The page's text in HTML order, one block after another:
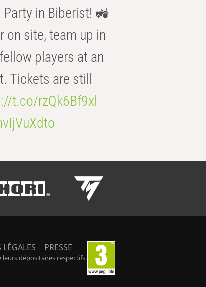
in Biberist! 🚜
on site, team up in
players at an
Tickets are still
t.co/rzQk6Bf9xl
| PRESSE
dépositaires respectifs.